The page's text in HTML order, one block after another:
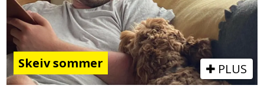
Skeiv sommer PLUS